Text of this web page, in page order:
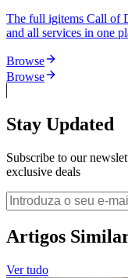
The full igitems Call of
and all services in one
Browse
Browse
Stay Updated
Subscribe to our
exclusive deals
Artigos
Ver tudo